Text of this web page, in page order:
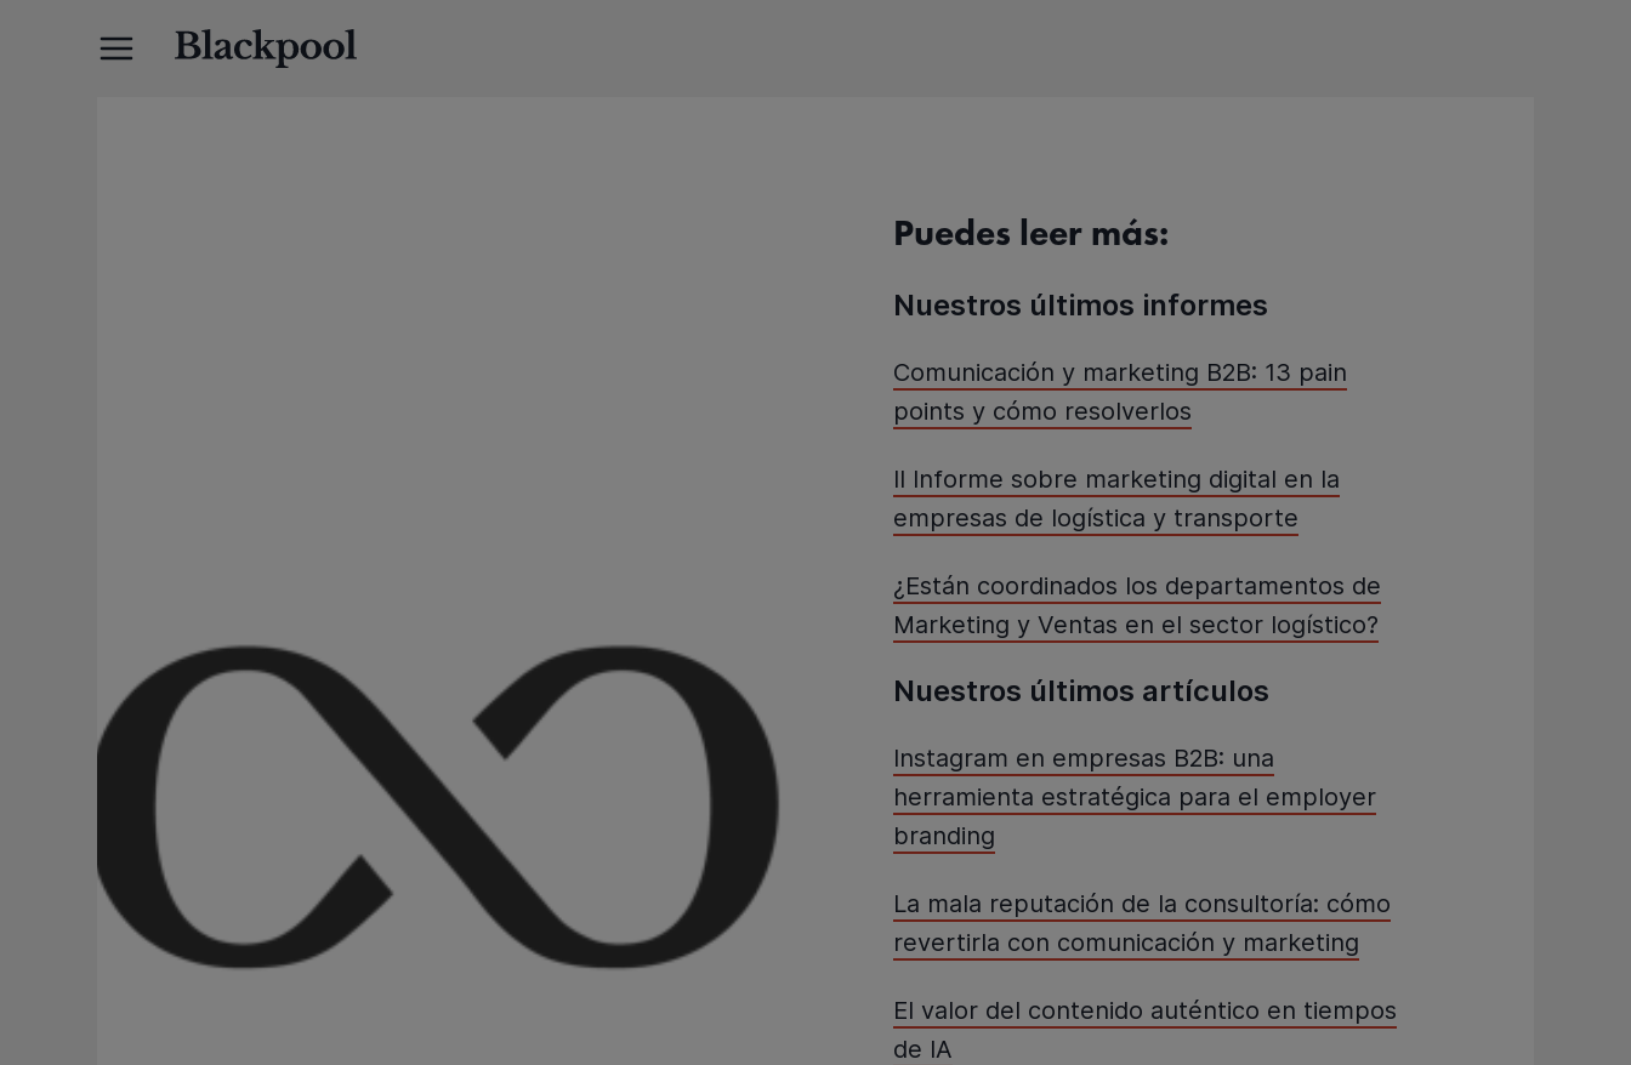
Puedes leer más:
Nuestros últimos informes
Comunicación y marketing B2B: 13 pain
points y cómo resolverlos
II Informe sobre marketing digital en la
empresas de logística y transporte
¿Están coordinados los departamentos de
Marketing y Ventas en el sector logístico?
Nuestros últimos artículos
Instagram en empresas B2B: una
herramienta estratégica para el employer
branding
La mala reputación de la consultoría: cómo
revertirla con comunicación y marketing
El valor del contenido auténtico en tiempos
de IA